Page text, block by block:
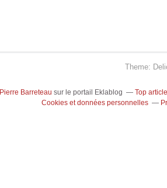
Theme:
Pierre Barreteau sur le portail Eklablog
Top
Cookies et données personnelles